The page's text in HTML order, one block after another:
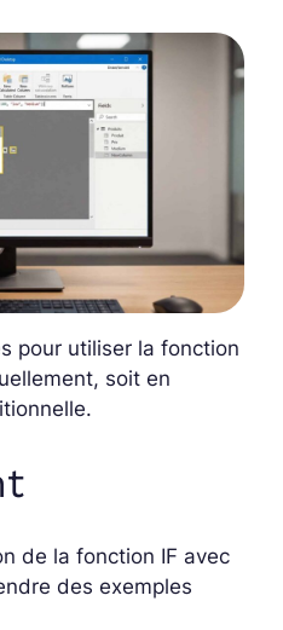
pour utiliser la fonction
soit en
de la fonction IF avec
des exemples